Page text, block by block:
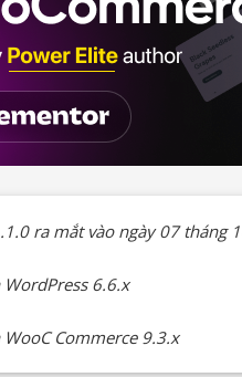
ra mắt vào ngày 07 tháng
6.6.x
Commerce 9.3.x